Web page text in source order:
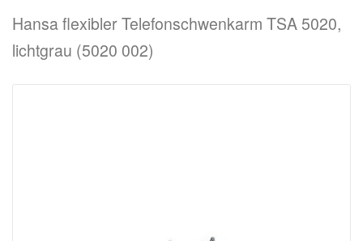
Hansa flexibler Telefonschwenkarm TSA 5020,
lichtgrau (5020 002)